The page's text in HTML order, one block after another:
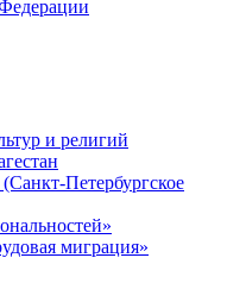
и религий
Петербургское
миграция»